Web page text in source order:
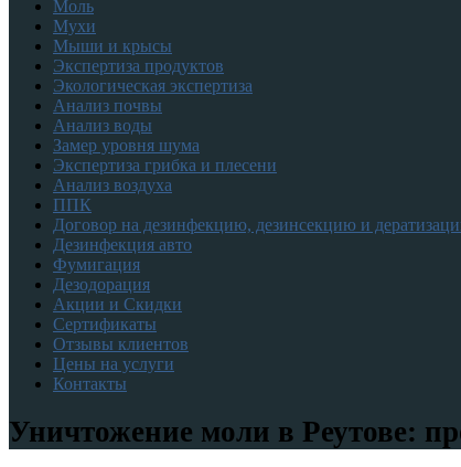
Моль
Мухи
Мыши и крысы
Экспертиза продуктов
Экологическая экспертиза
Анализ почвы
Анализ воды
Замер уровня шума
Экспертиза грибка и плесени
Анализ воздуха
ППК
Договор на дезинфекцию, дезинсекцию и
Дезинфекция авто
Фумигация
Дезодорация
Акции и Скидки
Сертификаты
Отзывы клиентов
Цены на услуги
Контакты
Уничтожение моли в Реутове: